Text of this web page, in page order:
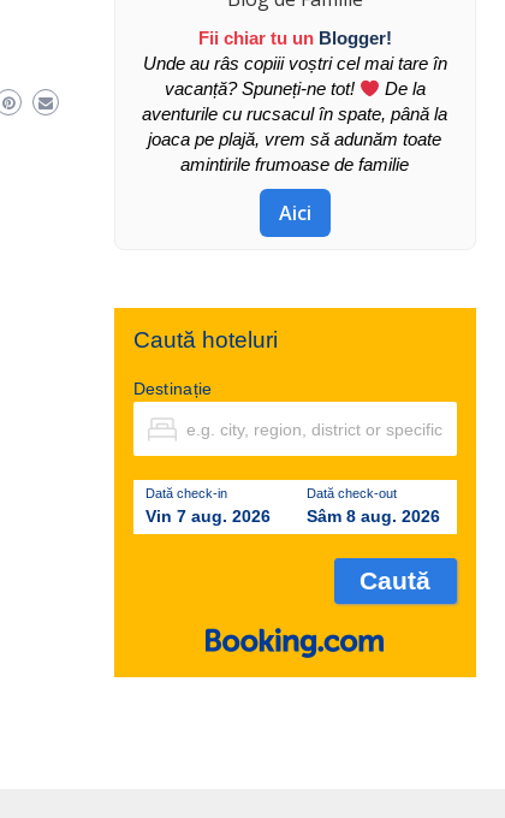
Fii chiar tu un Blogger!
Unde au râs copiii voștri cel mai tare în
vacanță? Spuneți-ne tot!
De la
aventurile cu rucsacul în spate, până la
joaca pe plajă, vrem să adunăm toate
amintirile frumoase de familie
Aici
Caută hoteluri
Destinație
Dată check-in
Vin 7 aug. 2026
Dată check-out
Sâm 8 aug. 2026